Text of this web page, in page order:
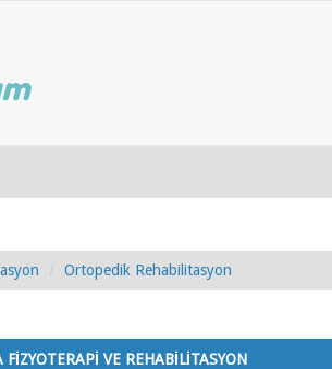
Ortopedik Rehabilitasyon
VE REHABİLİTASYON